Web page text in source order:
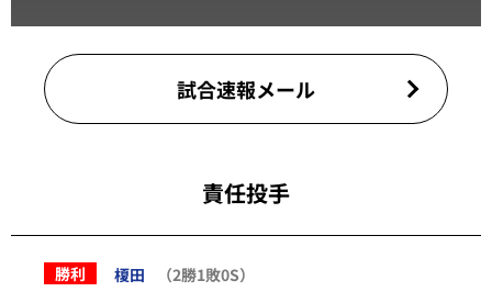
試合速報メール
責任投手
勝利 榎田
（2勝1敗0S）